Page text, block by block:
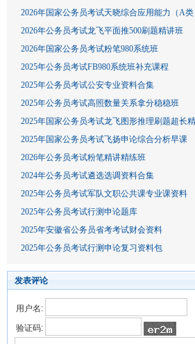
2026年国家公务员考试天晓综合应用能力（A
2026年公务员考试龙飞平面推500刷题精讲班
2026年国家公务员考试粉笔980系统班
2025年公务员考试FB980系统班补充课程
2025年公务员考试公安专业资料合集
2025年公务员考试高照数量关系拿分稳稳班
2025年国家公务员考试龙飞图形推理刷题超长
2025年国家公务员考试飞扬申论综合分析早课
2026年公务员考试粉笔精讲精练班
2024年公务员考试遴选选调资料合集
2025年公务员考试军队文职公共课专业课资料
2025年公务员考试行测申论题库
2025年安徽省公务员省考考试财会资料
2025年公务员考试行测申论复习资料包
发表评论
用户名:
验证码: